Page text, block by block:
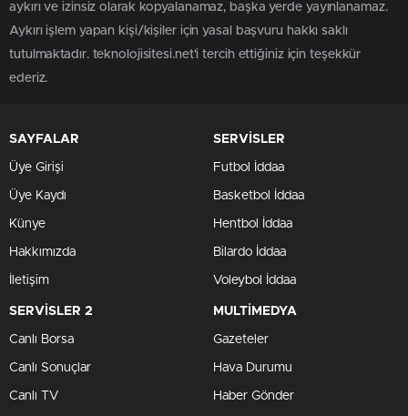
aykırı ve izinsiz olarak kopyalanamaz, başka yerde yayınlanamaz.
Aykırı işlem yapan kişi/kişiler için yasal başvuru hakkı saklı
tutulmaktadır. teknolojisitesi.net'i tercih ettiğiniz için teşekkür
ederiz.
SAYFALAR
Üye Girişi
Üye Kaydı
Künye
Hakkımızda
İletişim
SERVİSLER
Futbol İddaa
Basketbol İddaa
Hentbol İddaa
Bilardo İddaa
Voleybol İddaa
SERVİSLER 2
Canlı Borsa
Canlı Sonuçlar
Canlı TV
MULTİMEDYA
Gazeteler
Hava Durumu
Haber Gönder